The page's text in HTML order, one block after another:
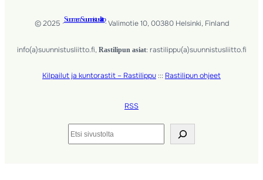
© 2025 ·Suomen Suunnistusliitto· Valimotie 10, 00380 Helsinki, Finland
info(a)suunnistusliitto.fi, Rastilipun asiat: rastilippu(a)suunnistusliitto.fi
Kilpailut ja kuntorastit – Rastilippu ::: Rastilipun ohjeet
RSS
Etsi